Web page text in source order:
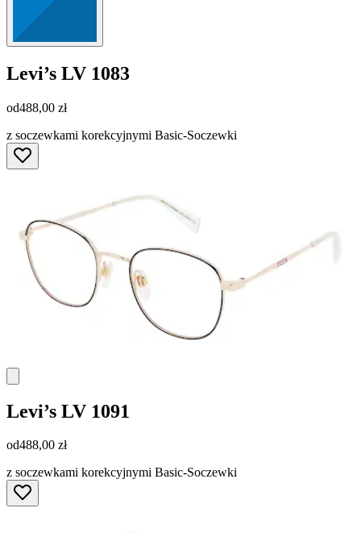
Levi’s LV 1083
od488,00 zł
z soczewkami korekcyjnymi Basic-Soczewki
Levi’s LV 1091
od488,00 zł
z soczewkami korekcyjnymi Basic-Soczewki